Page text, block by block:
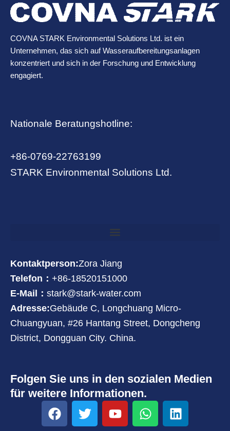
COVNA STARK Environmental Solutions Ltd. ist ein
Unternehmen, das sich auf Wasseraufbereitungsanlagen
konzentriert und sich in der Forschung und Entwicklung
engagiert.
Nationale Beratungshotline:
+86-0769-22763199
STARK Environmental Solutions Ltd.
Kontaktperson:Zora Jiang
Telefon： +86-18520151000
E-Mail： stark@stark-water.com
Adresse:Gebäude C, Longchuang Micro-
Chuangyuan, #26 Hantang Street, Dongcheng
District, Dongguan City. China.
Folgen Sie uns in den sozialen Medien
für weitere Informationen.
F
a
T
w
Y
o
W
h
L
i